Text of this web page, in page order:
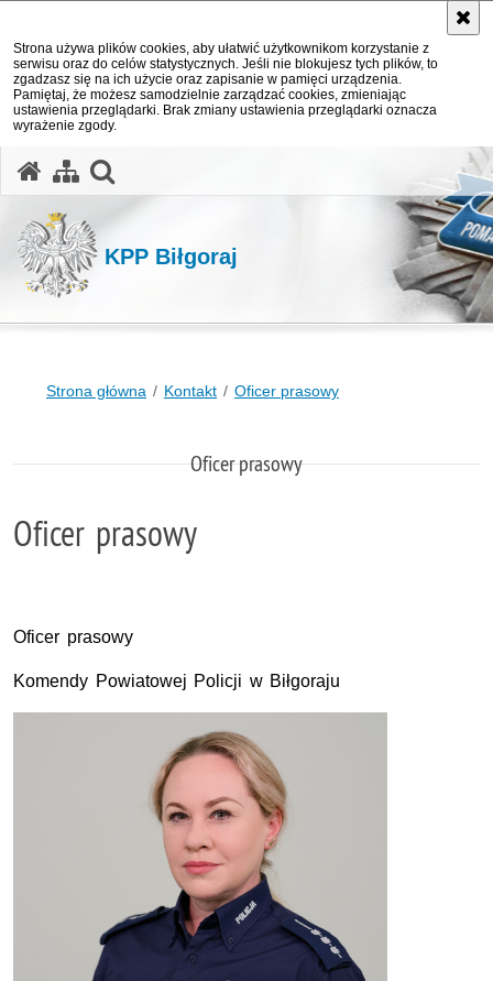
Strona używa plików cookies, aby ułatwić użytkownikom korzystanie z
serwisu oraz do celów statystycznych. Jeśli nie blokujesz tych plików, to
zgadzasz się na ich użycie oraz zapisanie w pamięci urządzenia.
Pamiętaj, że możesz samodzielnie zarządzać cookies, zmieniając
ustawienia przeglądarki. Brak zmiany ustawienia przeglądarki oznacza
wyrażenie zgody.
KPP Biłgoraj
Strona główna Kontakt Oficer prasowy
Oficer prasowy
Oficer prasowy
Oficer prasowy
Komendy Powiatowej Policji w Biłgoraju